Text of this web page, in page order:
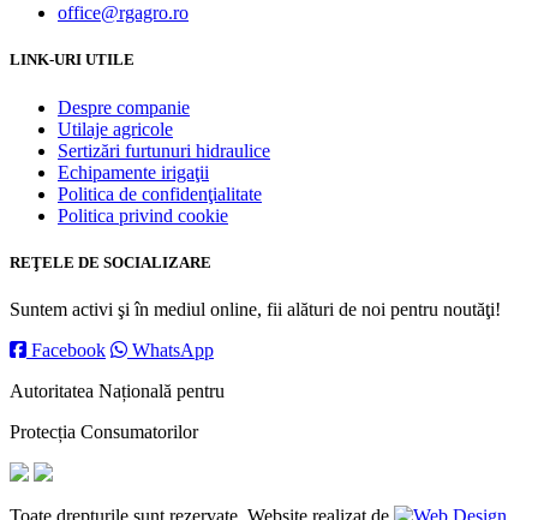
office@rgagro.ro
LINK-URI UTILE
Despre companie
Utilaje agricole
Sertizări furtunuri hidraulice
Echipamente irigaţii
Politica de confidenţialitate
Politica privind cookie
REŢELE DE SOCIALIZARE
Suntem activi şi în mediul online, fii alături de noi pentru noutăţi!
Facebook
WhatsApp
Autoritatea Națională pentru
Protecția Consumatorilor
Toate drepturile sunt rezervate. Website realizat de